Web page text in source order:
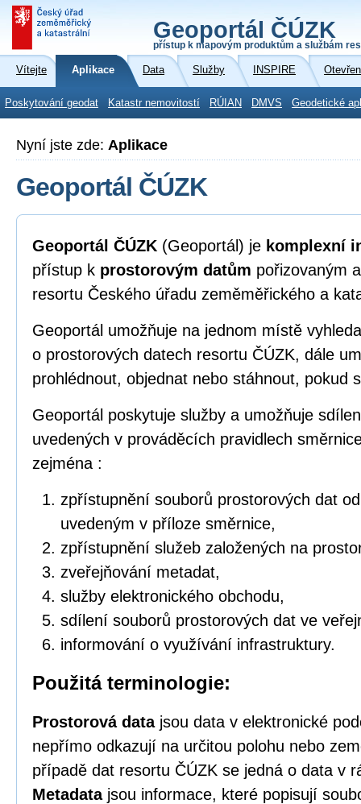
Geoportál ČÚZK
přístup k mapovým produktům a službám
Vítejte Aplikace Data Služby INSPIRE
Poskytování geodat Katastr nemovitostí RÚIAN DMVS Geodetické
Nyní jste zde: Aplikace
Geoportál ČÚZK
Geoportál ČÚZK (Geoportál) je komplexní
přístup k prostorovým datům pořizovaným
resortu Českého úřadu zeměměřického a
Geoportál umožňuje na jednom místě
o prostorových datech resortu ČÚZK, dále
prohlédnout, objednat nebo stáhnout, pokud
Geoportál poskytuje služby a umožňuje
uvedených v prováděcích pravidlech
zejména :
zpřístupnění souborů prostorových dat
uvedeným v příloze směrnice,
zpřístupnění služeb založených na
zveřejňování metadat,
služby elektronického obchodu,
sdílení souborů prostorových dat ve
informování o využívání infrastruktury.
Použitá terminologie:
Prostorová data jsou data v elektronické
nepřímo odkazují na určitou polohu nebo
případě dat resortu ČÚZK se jedná o data v
Metadatajsou informace, které popisují